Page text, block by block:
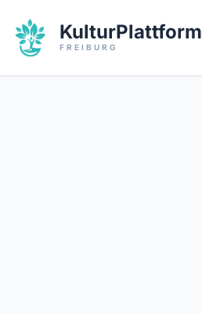
KulturPlattform
FREIBURG